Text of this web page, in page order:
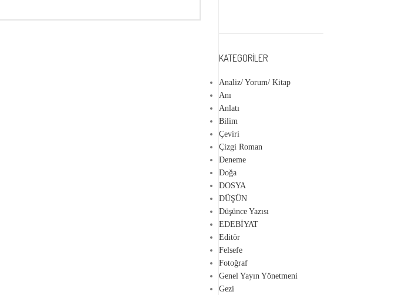
KATEGORILER
Analiz/ Yorum/ Kitap
Anı
Anlatı
Bilim
Çeviri
Çizgi Roman
Deneme
Doğa
DOSYA
DÜŞÜN
Düşünce Yazısı
EDEBİYAT
Editör
Felsefe
Fotoğraf
Genel Yayın Yönetmeni
Gezi